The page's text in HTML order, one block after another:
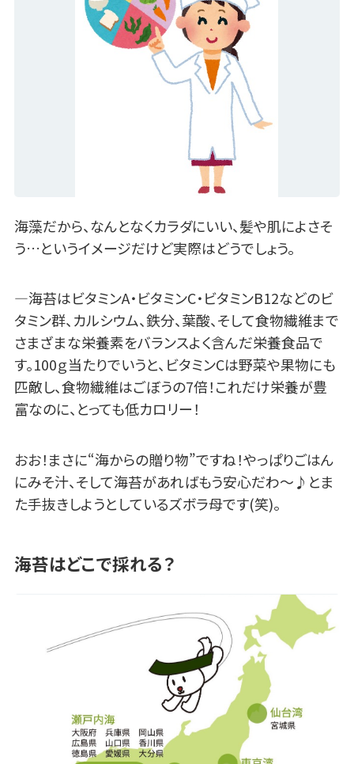
海藻だから、なんとなくカラダにいい、髪や肌によさそ
う…というイメージだけど実際はどうでしょう。
—海苔はビタミンA・ビタミンC・ビタミンB12などのビ
タミン群、カルシウム、鉄分、葉酸、そして食物繊維まで
さまざまな栄養素をバランスよく含んだ栄養食品で
す。100ｇ当たりでいうと、ビタミンCは野菜や果物にも
匹敵し、食物繊維はごぼうの7倍！これだけ栄養が豊
富なのに、とっても低カロリー！
おお！まさに“海からの贈り物”ですね！やっぱりごはん
にみそ汁、そして海苔があればもう安心だわ～♪とま
た手抜きしようとしているズボラ母です(笑)。
海苔はどこで採れる？